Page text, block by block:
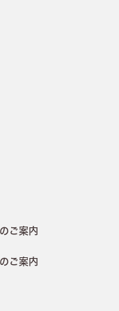
ご案内
ご案内